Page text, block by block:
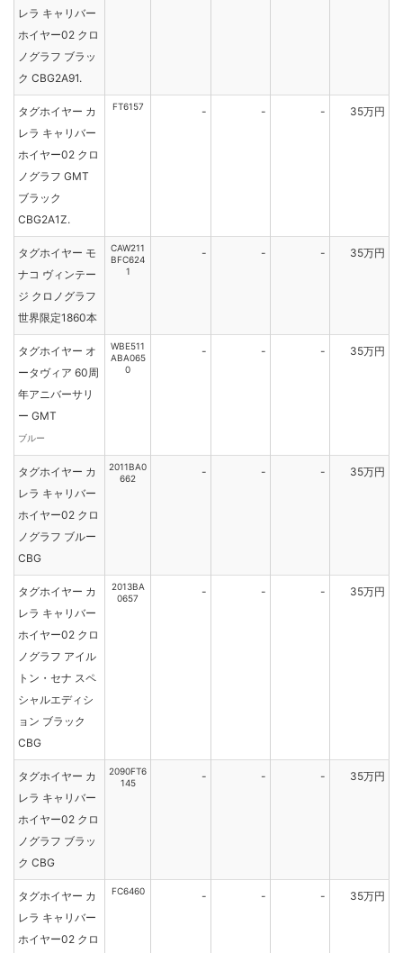
レラ キャリバー
ホイヤー02 クロ
ノグラフ ブラッ
ク CBG2A91.
タグホイヤー カ
レラ キャリバー
ホイヤー02 クロ
ノグラフ GMT
ブラック
CBG2A1Z.
FT6157 - - - 35万円
タグホイヤー モ
ナコ ヴィンテー
ジ クロノグラフ
世界限定1860本
CAW211
BFC624
1
- - - 35万円
タグホイヤー オ
ータヴィア 60周
年アニバーサリ
ー GMT
ブルー
WBE511
ABA065
0
- - - 35万円
タグホイヤー カ
レラ キャリバー
ホイヤー02 クロ
ノグラフ ブルー
CBG
2011BA0
662
- - - 35万円
タグホイヤー カ
レラ キャリバー
ホイヤー02 クロ
ノグラフ アイル
トン・セナ スペ
シャルエディシ
ョン ブラック
CBG
2013BA
0657
- - - 35万円
タグホイヤー カ
レラ キャリバー
ホイヤー02 クロ
ノグラフ ブラッ
ク CBG
2090FT6
145
- - - 35万円
タグホイヤー カ
レラ キャリバー
ホイヤー02 クロ
FC6460 - - - 35万円